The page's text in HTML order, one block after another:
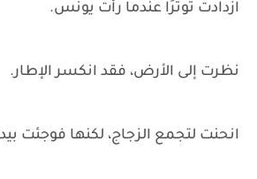
ازدادت توترًا عندما رأت يونس.
نظرت إلى الأرض، فقد انكسر الإطار.
انحنت لتجمع الزجاج، لكنها فوجئت